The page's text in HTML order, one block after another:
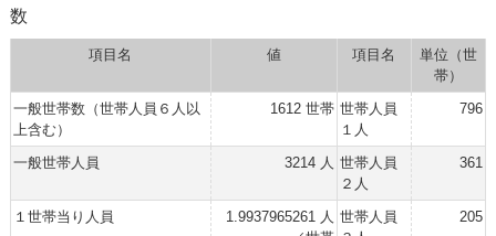
数
項目名 値 項目名
単位（世
帯）
一般世帯数（世帯人員６人以
上含む）
1612 世帯 世帯人員
１人
796
一般世帯人員 3214 人 世帯人員
２人
361
１世帯当り人員
1.9937965261 人 世帯人員
205